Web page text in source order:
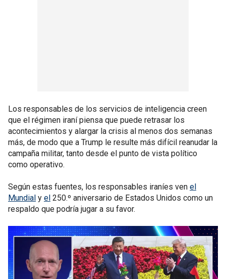
Los responsables de los servicios de inteligencia creen
que el régimen iraní piensa que puede retrasar los
acontecimientos y alargar la crisis al menos dos semanas
más, de modo que a Trump le resulte más difícil reanudar la
campaña militar, tanto desde el punto de vista político
como operativo.
Según estas fuentes, los responsables iraníes ven el
Mundial y el 250.º aniversario de Estados Unidos como un
respaldo que podría jugar a su favor.